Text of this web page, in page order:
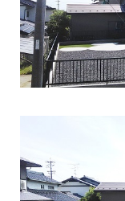
お問合わせ